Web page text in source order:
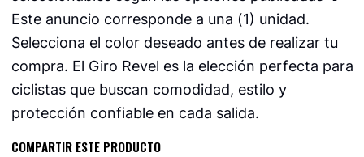
Este anuncio corresponde a una (1) unidad.
Selecciona el color deseado antes de realizar tu
compra. El Giro Revel es la elección perfecta para
ciclistas que buscan comodidad, estilo y
protección confiable en cada salida.
COMPARTIR ESTE PRODUCTO